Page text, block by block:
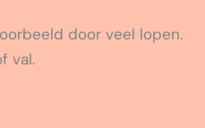
door veel lopen.
val.